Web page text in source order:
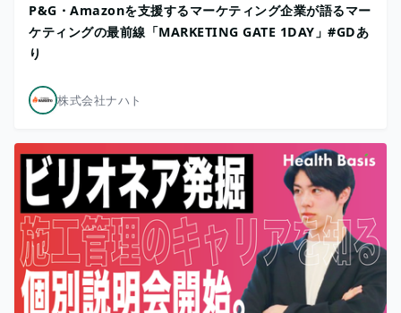
P&G・Amazonを支援するマーケティング企業が語るマー
ケティングの最前線「MARKETING GATE 1DAY」#GDあ
り
株式会社ナハト